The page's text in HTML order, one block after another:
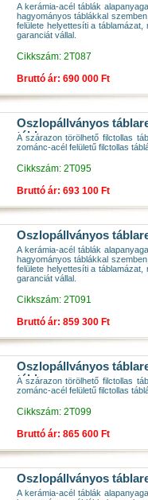
A kerámia-acél táblák
hagyományos táblákkal
felülete helyettesíti a
garanciát vállal.
Cikkszám: 2T087
Bruttó ár: 690 000 Ft
Oszlopállványos
tábla
A szárazon törölhető filctollas
zománc-acél felületű filctollas
Cikkszám: 2T095
Bruttó ár: 693 100 Ft
Oszlopállványos
A kerámia-acél táblák
hagyományos táblákkal
felülete helyettesíti a
garanciát vállal.
Cikkszám: 2T091
Bruttó ár: 859 300 Ft
Oszlopállványos
tábla
A szárazon törölhető filctollas
zománc-acél felületű filctollas
Cikkszám: 2T099
Bruttó ár: 865 600 Ft
Oszlopállványos
A kerámia-acél táblák